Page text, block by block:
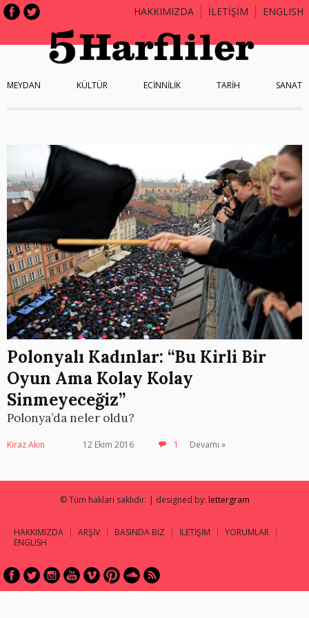
HAKKIMIZDA İLETİŞİM ENGLISH
MEYDAN KÜLTÜR ECİNNİLİK TARİH SANAT
Polonyalı Kadınlar: “Bu Kirli Bir
Oyun Ama Kolay Kolay
Sinmeyeceğiz”
Polonya’da neler oldu?
Kiraz Akın 12 Ekim 2016 1 Devamı »
© Tüm hakları saklıdır. | designed by: lettergram
HAKKIMIZDA ARŞİV BASINDA BİZ İLETİŞİM
YORUMLAR
ENGLISH